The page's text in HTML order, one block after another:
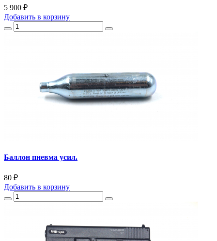
5 900 ₽
Добавить в корзину
Баллон пневма усил.
80 ₽
Добавить в корзину